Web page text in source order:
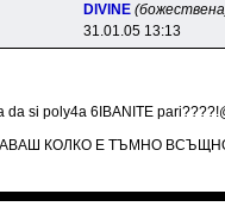
DlVlNE
31.01.05 13:13
si poly4a 6IBANITE
КОЛКО Е ТЪМНО